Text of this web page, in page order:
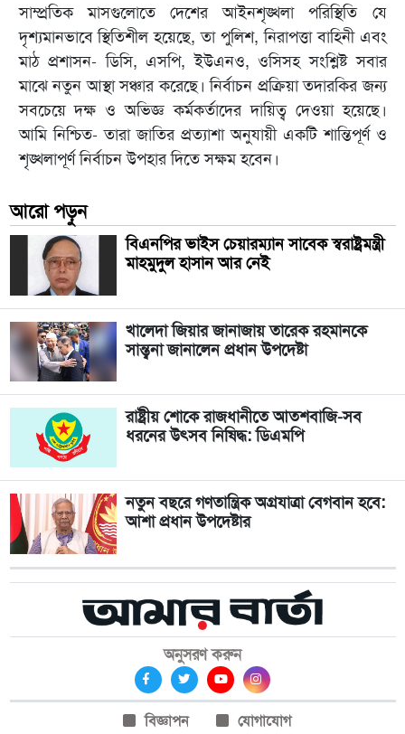
সাম্প্রতিক মাসগুলোতে দেশের আইনশৃঙ্খলা পরিস্থিতি যে
দৃশ্যমানভাবে স্থিতিশীল হয়েছে, তা পুলিশ, নিরাপত্তা বাহিনী এবং
মাঠ প্রশাসন- ডিসি, এসপি, ইউএনও, ওসিসহ সংশ্লিষ্ট সবার
মাঝে নতুন আস্থা সঞ্চার করেছে। নির্বাচন প্রক্রিয়া তদারকির জন্য
সবচেয়ে দক্ষ ও অভিজ্ঞ কর্মকর্তাদের দায়িত্ব দেওয়া হয়েছে।
আমি নিশ্চিত- তারা জাতির প্রত্যাশা অনুযায়ী একটি শান্তিপূর্ণ ও
শৃঙ্খলাপূর্ণ নির্বাচন উপহার দিতে সক্ষম হবেন।
আরো পড়ুন
বিএনপির ভাইস চেয়ারম্যান সাবেক স্বরাষ্ট্রমন্ত্রী
মাহমুদুল হাসান আর নেই
খালেদা জিয়ার জানাজায় তারেক রহমানকে
সান্ত্বনা জানালেন প্রধান উপদেষ্টা
রাষ্ট্রীয় শোকে রাজধানীতে আতশবাজি-সব
ধরনের উৎসব নিষিদ্ধ: ডিএমপি
নতুন বছরে গণতান্ত্রিক অগ্রযাত্রা বেগবান হবে:
আশা প্রধান উপদেষ্টার
অনুসরণ করুন
বিজ্ঞাপন যোগাযোগ